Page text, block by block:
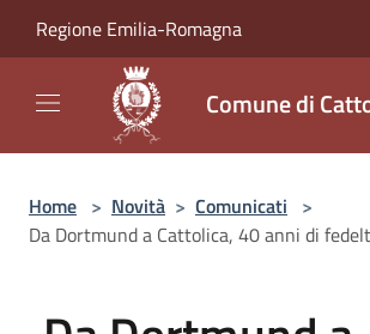
Regione Emilia-Romagna
Comune di
Home > Novità > Comunicati >
Da Dortmund a Cattolica, 40 anni di